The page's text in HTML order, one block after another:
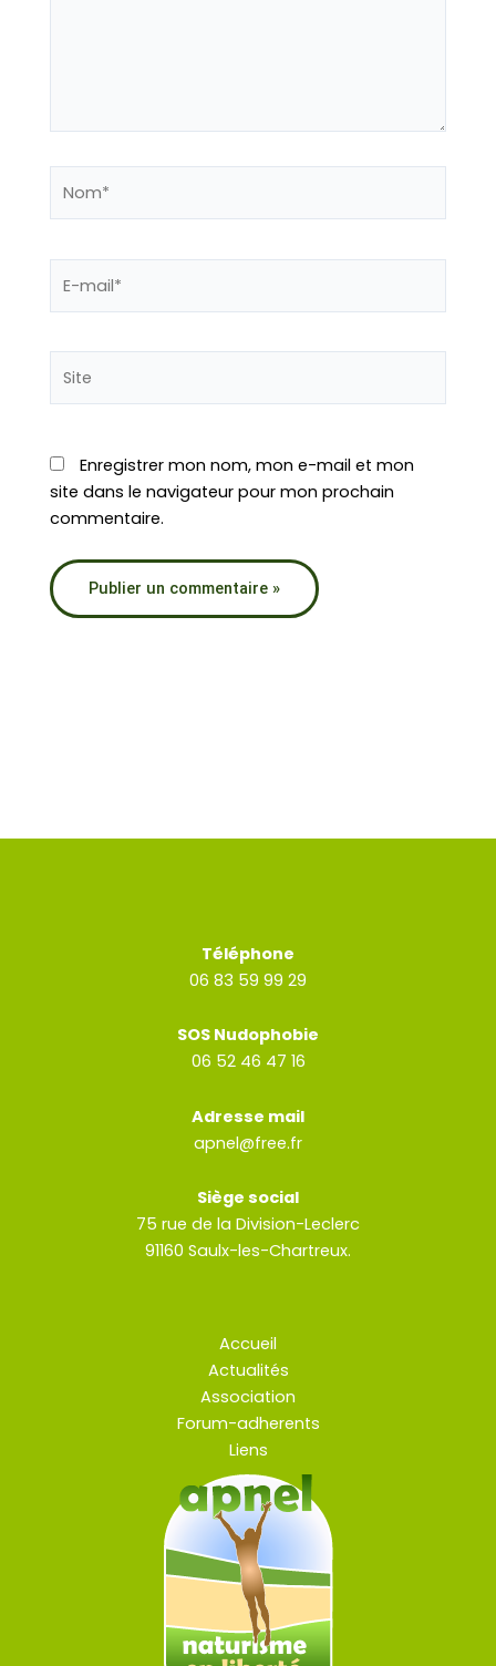
mail*
Enregistrer mon nom, mon e-mail et mon
site dans le navigateur pour mon prochain
commentaire.
Téléphone
06 83 59 99 29
SOS Nudophobie
06 52 46 47 16
Adresse mail
apnel@free.fr
Siège social
75 rue de la Division-Leclerc
91160 Saulx-les-Chartreux.
Accueil
Actualités
Association
Forum-adherents
Liens